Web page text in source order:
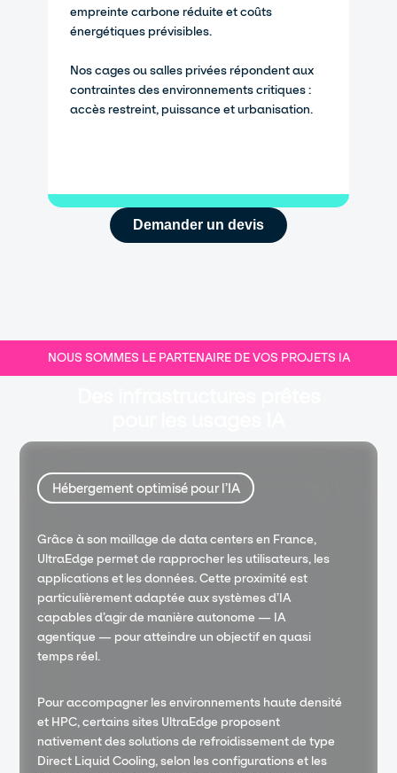
empreinte carbone réduite et coûts
énergétiques prévisibles.
Nos cages ou salles privées répondent aux
contraintes des environnements critiques :
accès restreint, puissance et urbanisation.
Demander un devis
NOUS SOMMES LE PARTENAIRE DE VOS PROJETS IA
Hébergement optimisé pour l’IA
Grâce à son maillage de data centers en France,
UltraEdge permet de rapprocher les utilisateurs, les
applications et les données. Cette proximité est
particulièrement adaptée aux systèmes d’IA
capables d’agir de manière autonome — IA
agentique — pour atteindre un objectif en quasi
temps réel.
Pour accompagner les environnements haute densité
et HPC, certains sites UltraEdge proposent
nativement des solutions de refroidissement de type
Direct Liquid Cooling, selon les configurations et les